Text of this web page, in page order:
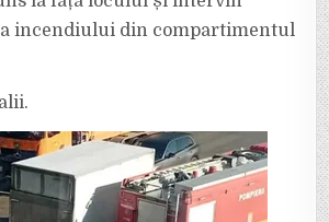
LUAT
FOC
LÂNGĂ
STADIONUL
TINERETULUI
ȘI
CJ
VRANCEA
incendiului din compartimentul